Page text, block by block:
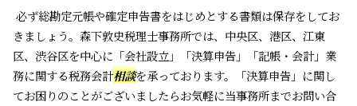
必ず総勘定元帳や確定申告書をはじめとする書類は保存をしてお
きましょう。森下敦史税理士事務所では、中央区、港区、江東
区、渋谷区を中心に「会社設立」「決算申告」「記帳・会計」業
務に関する税務会計相談を承っております。「決算申告」に関し
てお困りのことがございましたらお気軽に当事務所までお問い合